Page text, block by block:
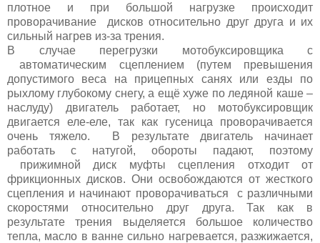
плотное и при большой нагрузке происходит
проворачивание дисков относительно друг друга и их
сильный нагрев из-за трения.
В случае перегрузки мотобуксировщика с
автоматическим сцеплением (путем превышения
допустимого веса на прицепных санях или езды по
рыхлому глубокому снегу, а ещё хуже по ледяной каше –
наслуду) двигатель работает, но мотобуксировщик
двигается еле-еле, так как гусеница проворачивается
очень тяжело. В результате двигатель начинает
работать с натугой, обороты падают, поэтому
прижимной диск муфты сцепления отходит от
фрикционных дисков. Они освобождаются от жесткого
сцепления и начинают проворачиваться с различными
скоростями относительно друг друга. Так как в
результате трения выделяется большое количество
тепла, масло в ванне сильно нагревается, разжижается,